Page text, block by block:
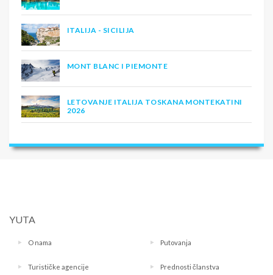
ITALIJA - SICILIJA
MONT BLANC I PIEMONTE
LETOVANJE ITALIJA TOSKANA MONTEKATINI
2026
YUTA
O nama Putovanja
Turističke agencije Prednosti članstva